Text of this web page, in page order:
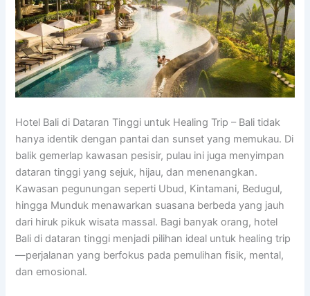
Hotel Bali di Dataran Tinggi untuk Healing Trip – Bali tidak
hanya identik dengan pantai dan sunset yang memukau. Di
balik gemerlap kawasan pesisir, pulau ini juga menyimpan
dataran tinggi yang sejuk, hijau, dan menenangkan.
Kawasan pegunungan seperti Ubud, Kintamani, Bedugul,
hingga Munduk menawarkan suasana berbeda yang jauh
dari hiruk pikuk wisata massal. Bagi banyak orang, hotel
Bali di dataran tinggi menjadi pilihan ideal untuk healing trip
—perjalanan yang berfokus pada pemulihan fisik, mental,
dan emosional.